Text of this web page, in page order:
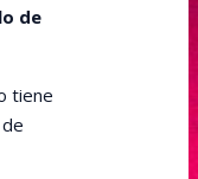
de
tiene